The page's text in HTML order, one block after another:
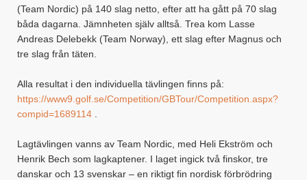
(Team Nordic) på 140 slag netto, efter att ha gått på 70 slag
båda dagarna. Jämnheten själv alltså. Trea kom Lasse
Andreas Delebekk (Team Norway), ett slag efter Magnus och
tre slag från täten.
Alla resultat i den individuella tävlingen finns på:
https://www9.golf.se/Competition/GBTour/Competition.aspx?
compid=1689114
Lagtävlingen vanns av Team Nordic, med Heli Ekström och
Henrik Bech som lagkaptener. I laget ingick två finskor, tre
danskar och 13 svenskar – en riktigt fin nordisk förbrödring